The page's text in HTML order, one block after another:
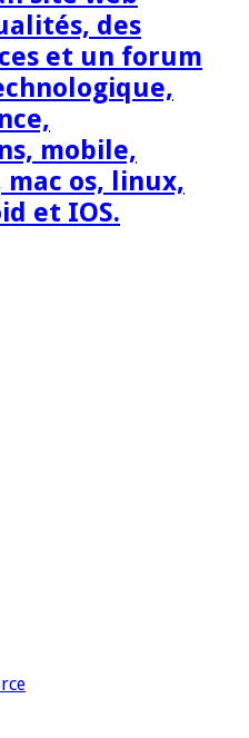
des
et un forum
mobile,
os, linux,
et IOS.